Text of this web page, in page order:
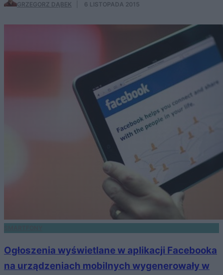
GRZEGORZ DĄBEK 6 LISTOPADA 2015
Ogłoszenia wyświetlane w aplikacji Facebooka
na urządzeniach mobilnych wygenerowały w